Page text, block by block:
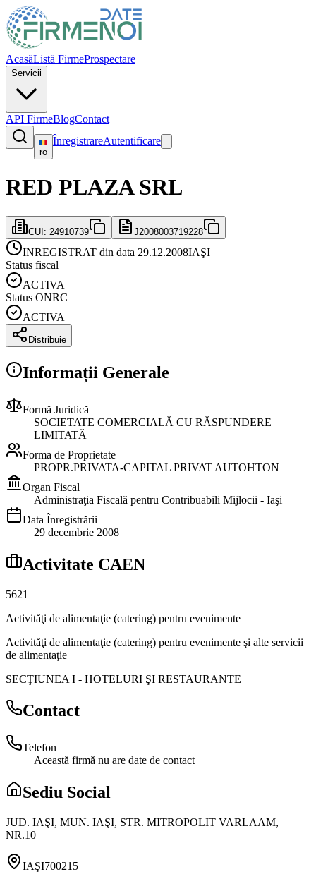
AcasăListă FirmeProspectare
Servicii
API FirmeBlogContact
ro
ÎnregistrareAutentificare
RED PLAZA SRL
CUI: 24910739 J2008003719228
INREGISTRAT din data 29.12.2008IAŞI
Status fiscal
ACTIVA
Status ONRC
ACTIVA
Distribuie
Informații Generale
Formă Juridică
SOCIETATE COMERCIALĂ CU RĂSPUNDERE
LIMITATĂ
Forma de Proprietate
PROPR.PRIVATA-CAPITAL PRIVAT AUTOHTON
Organ Fiscal
Administraţia Fiscală pentru Contribuabili Mijlocii - Iaşi
Data Înregistrării
29 decembrie 2008
Activitate CAEN
5621
Activităţi de alimentaţie (catering) pentru evenimente
Activităţi de alimentaţie (catering) pentru evenimente şi alte servicii
de alimentaţie
SECŢIUNEA I - HOTELURI ŞI RESTAURANTE
Contact
Telefon
Această firmă nu are date de contact
Sediu Social
JUD. IAŞI, MUN. IAŞI, STR. MITROPOLIT VARLAAM,
NR.10
IAŞI700215